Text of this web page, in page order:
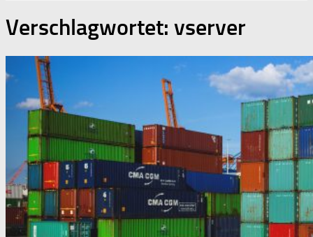
Verschlagwortet: vserver